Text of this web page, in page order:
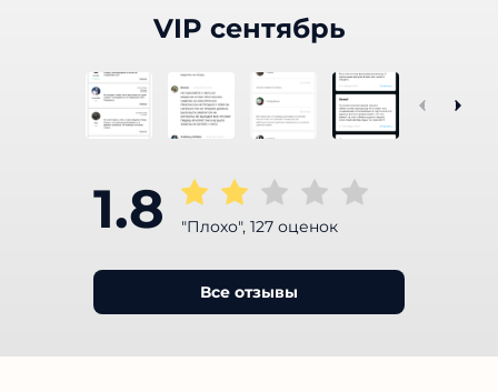
VIP сентябрь
1.8 "Плохо", 127 оценок
Все отзывы